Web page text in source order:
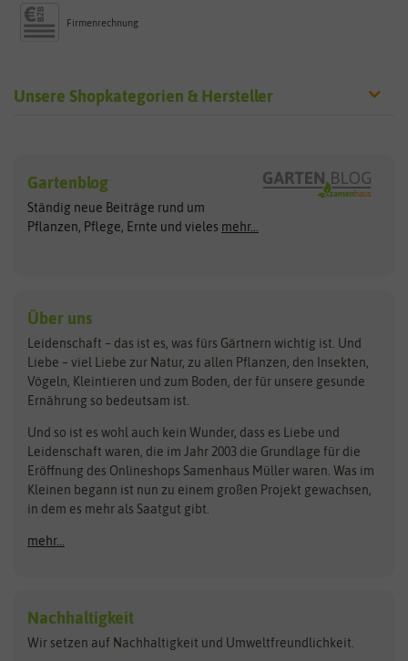
Firmenrechnung
Unsere Shopkategorien & Hersteller
Exotische Samen
Gemüsesamen
Gründünger
Kräutersamen
Loretta-Rasen
Obstsamen
Pilzbrut
Rasensamen
Steckzwiebeln
Zimmer & Kübelpflanzen
Kataloge
Schnäppchen
Anzucht & Gartenzubehör
Anzuchtschalen
Heizmatte & Heizkabel
Kokos-Quelltabletten
Arche Noah
ASB Greenworld
Benary
Bingenheimer Saatgut
BioBalu
Bionana
BIOWOL
Blumicorn
Bûten Birds
Buzzy Seeds
Carl Pabst
Clever Pots
COMPO
Dürr-Samen
elho
Feldsaaten Freudenberger
Fertil
Flora Elite
Florissa Hortitops
Gartenblog
Ständig neue Beiträge rund um
Pflanzen, Pflege, Ernte und vieles mehr...
Über uns
Leidenschaft – das ist es, was fürs Gärtnern wichtig ist. Und
Liebe – viel Liebe zur Natur, zu allen Pflanzen, den Insekten,
Vögeln, Kleintieren und zum Boden, der für unsere gesunde
Ernährung so bedeutsam ist.
Und so ist es wohl auch kein Wunder, dass es Liebe und
Leidenschaft waren, die im Jahr 2003 die Grundlage für die
Eröffnung des Onlineshops Samenhaus Müller waren. Was im
Kleinen begann ist nun zu einem großen Projekt gewachsen,
in dem es mehr als Saatgut gibt.
mehr...
Nachhaltigkeit
Wir setzen auf Nachhaltigkeit und Umweltfreundlichkeit.